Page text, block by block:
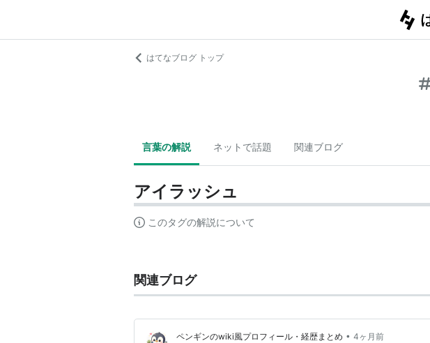
はてなブログ トップ
言葉の解説 ネットで話題 関連ブログ
アイラッシュ
このタグの解説について
関連ブログ
ペンギンのwiki風プロフィール・経歴まとめ • 4ヶ月前